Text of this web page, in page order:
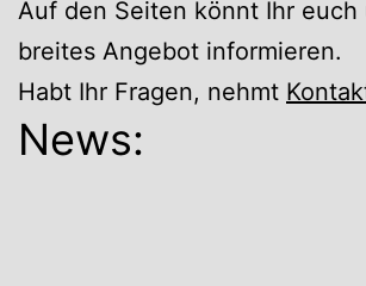
Auf den Seiten könnt Ihr euch
breites Angebot informieren.
Habt Ihr Fragen, nehmt
News: